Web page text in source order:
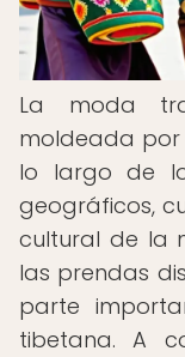
La moda
moldeada por
lo largo de
geográficos,
cultural de la
las prendas
parte
tibetana. A